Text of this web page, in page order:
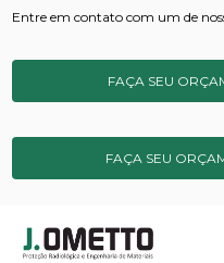
Entre em contato com um de
FAÇA SEU
FAÇA SEU